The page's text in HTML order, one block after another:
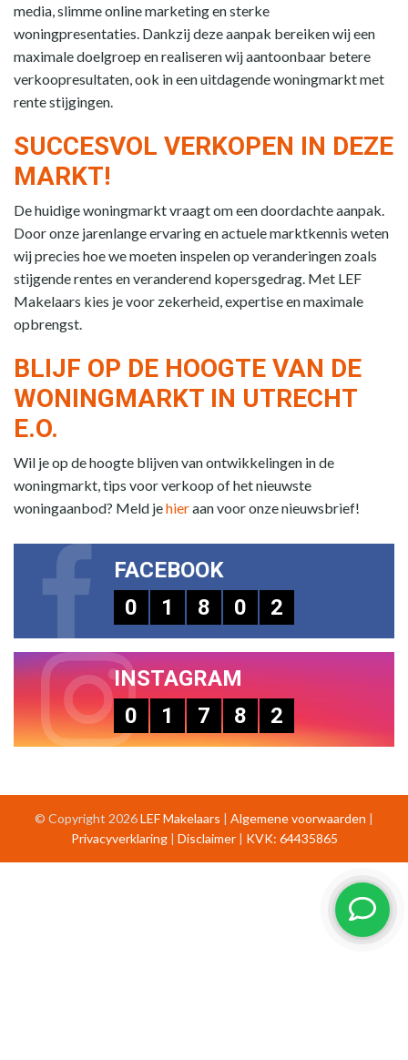
media, slimme online marketing en sterke
woningpresentaties. Dankzij deze aanpak bereiken wij een
maximale doelgroep en realiseren wij aantoonbaar betere
verkoopresultaten, ook in een uitdagende woningmarkt met
rente stijgingen.
SUCCESVOL VERKOPEN IN DEZE
MARKT!
De huidige woningmarkt vraagt om een doordachte aanpak.
Door onze jarenlange ervaring en actuele marktkennis weten
wij precies hoe we moeten inspelen op veranderingen zoals
stijgende rentes en veranderend kopersgedrag. Met LEF
Makelaars kies je voor zekerheid, expertise en maximale
opbrengst.
BLIJF OP DE HOOGTE VAN DE
WONINGMARKT IN UTRECHT
E.O.
Wil je op de hoogte blijven van ontwikkelingen in de
woningmarkt, tips voor verkoop of het nieuwste
woningaanbod? Meld jehieraan voor onze nieuwsbrief!
FACEBOOK
0
1 8 0 2
INSTAGRAM
0
1 7 8 2
© Copyright 2026LEF Makelaars | Algemene voorwaarden |
Privacyverklaring| Disclaimer| KVK: 64435865